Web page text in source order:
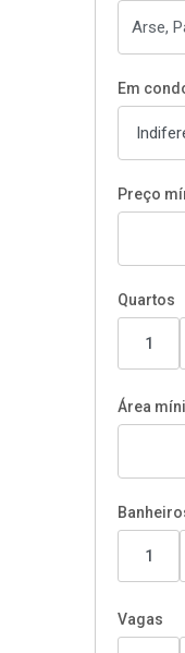
Em
Preço
Quartos
1
Área
1
Vagas